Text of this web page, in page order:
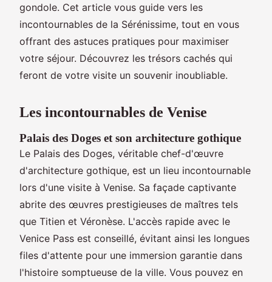
gondole. Cet article vous guide vers les
incontournables de la Sérénissime, tout en vous
offrant des astuces pratiques pour maximiser
votre séjour. Découvrez les trésors cachés qui
feront de votre visite un souvenir inoubliable.
Les incontournables de Venise
Palais des Doges et son architecture gothique
Le Palais des Doges, véritable chef-d'œuvre
d'architecture gothique, est un lieu incontournable
lors d'une visite à Venise. Sa façade captivante
abrite des œuvres prestigieuses de maîtres tels
que Titien et Véronèse. L'accès rapide avec le
Venice Pass est conseillé, évitant ainsi les longues
files d'attente pour une immersion garantie dans
l'histoire somptueuse de la ville. Vous pouvez en